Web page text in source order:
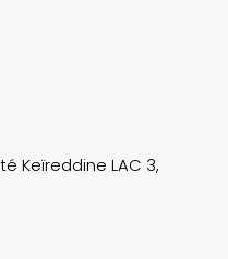
Keïreddine LAC 3,